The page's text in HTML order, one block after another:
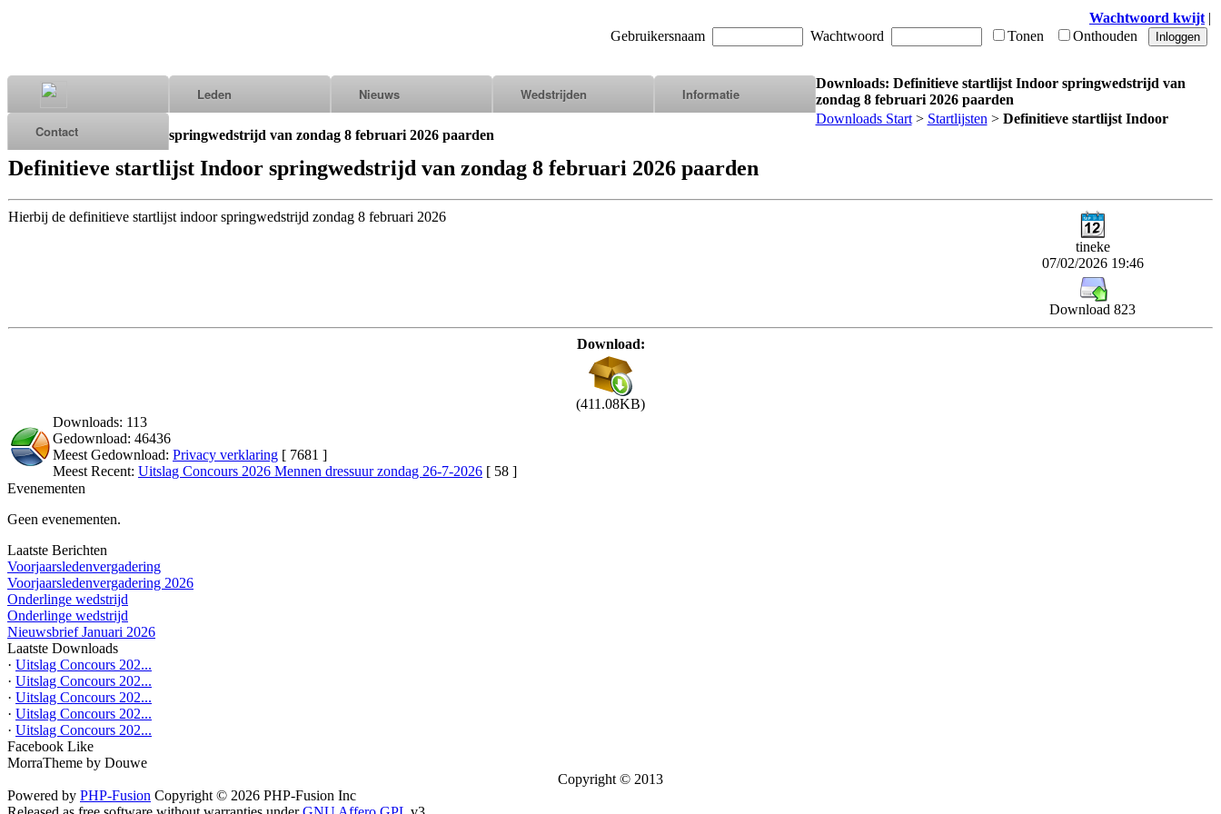
Wachtwoord kwijt |
Gebruikersnaam
Wachtwoord Tonen Onthouden
Leden Nieuws Wedstrijden Informatie
Contact
Downloads: Definitieve startlijst Indoor springwedstrijd van
zondag 8 februari 2026 paarden
Downloads Start> Startlijsten > Definitieve startlijst Indoor
springwedstrijd van zondag 8 februari 2026 paarden
Definitieve startlijst Indoor springwedstrijd van zondag 8 februari 2026 paarden
Hierbij de definitieve startlijst indoor springwedstrijd zondag 8 februari 2026
tineke
07/02/2026 19:46
Download 823
Download:
(411.08KB)
Downloads: 113
Gedownload: 46436
Meest Gedownload: Privacy verklaring [ 7681 ]
Meest Recent: Uitslag Concours 2026 Mennen dressuur zondag 26-7-2026 [ 58 ]
Evenementen
Geen evenementen.
Laatste Berichten
Voorjaarsledenvergadering
Voorjaarsledenvergadering 2026
Onderlinge wedstrijd
Onderlinge wedstrijd
Nieuwsbrief Januari 2026
Laatste Downloads
· Uitslag Concours 202...
· Uitslag Concours 202...
· Uitslag Concours 202...
· Uitslag Concours 202...
· Uitslag Concours 202...
Facebook Like
MorraTheme by Douwe
Copyright © 2013
Powered by PHP-Fusion Copyright © 2026 PHP-Fusion Inc